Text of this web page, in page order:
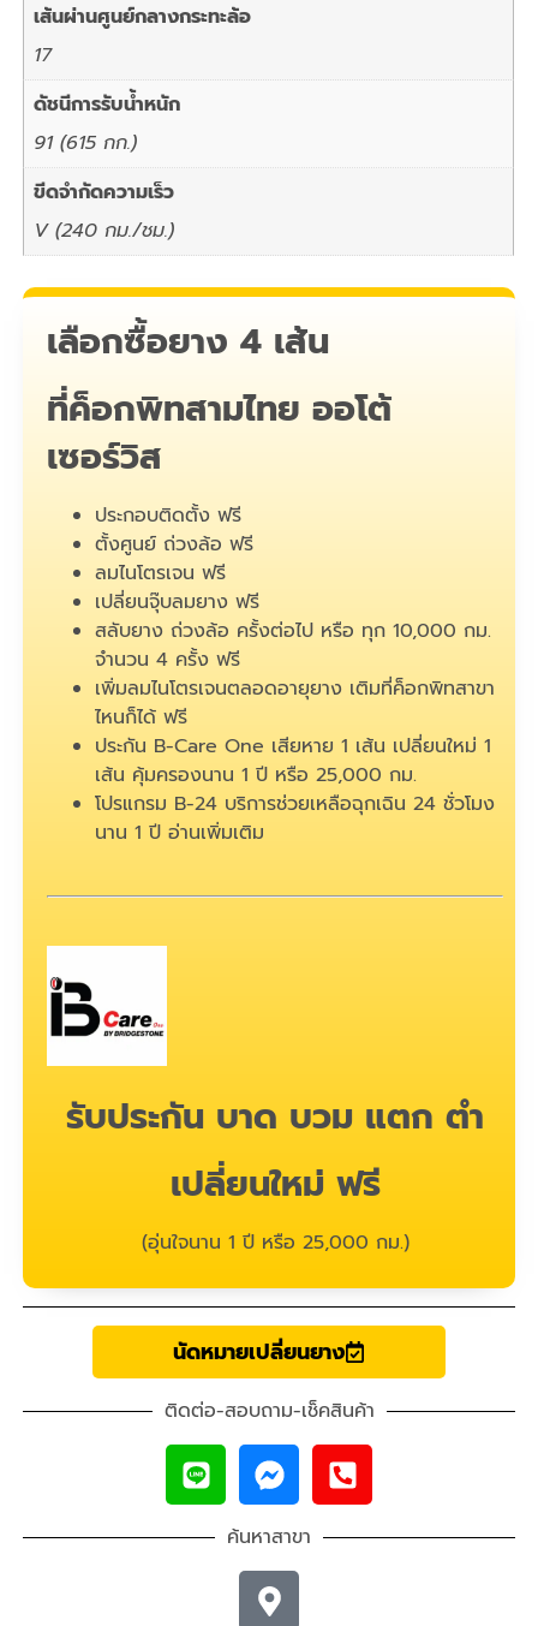
เส้นผ่านศูนย์กลางกระทะล้อ
17
ดัชนีการรับน้ำหนัก
91 (615 กก.)
ขีดจำกัดความเร็ว
V (240 กม./ชม.)
เลือกซื้อยาง 4 เส้น
ที่ค็อกพิทสามไทย ออโต้
เซอร์วิส
ประกอบติดตั้ง ฟรี
ตั้งศูนย์ ถ่วงล้อ ฟรี
ลมไนโตรเจน ฟรี
เปลี่ยนจุ๊บลมยาง ฟรี
สลับยาง ถ่วงล้อ ครั้งต่อไป หรือ ทุก 10,000 กม.
จำนวน 4 ครั้ง ฟรี
เพิ่มลมไนโตรเจนตลอดอายุยาง เติมที่ค็อกพิทสาขา
ไหนก็ได้ ฟรี
ประกัน B-Care One เสียหาย 1 เส้น เปลี่ยนใหม่ 1
เส้น คุ้มครองนาน 1 ปี หรือ 25,000 กม.
โปรแกรม B-24 บริการช่วยเหลือฉุกเฉิน 24 ชั่วโมง
นาน 1 ปีอ่านเพิ่มเติม
รับประกัน บาด บวม แตก ตำ
เปลี่ยนใหม่ ฟรี
(อุ่นใจนาน 1 ปี หรือ 25,000 กม.)
นัดหมายเปลี่ยนยาง
ติดต่อ-สอบถาม-เช็คสินค้า
ค้นหาสาขา